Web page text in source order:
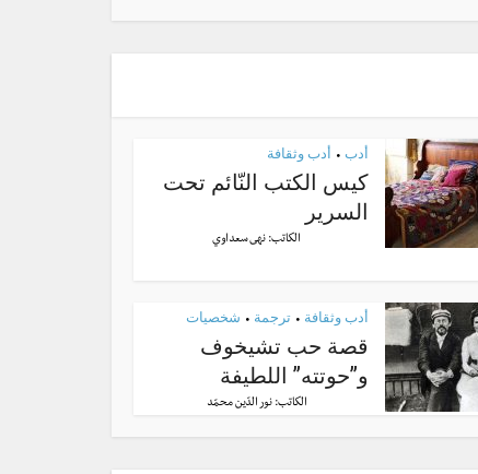
أدب • أدب وثقافة
كيس الكتب النّائم تحت
السرير
الكاتب: نهى سعداوي
أدب وثقافة • ترجمة • شخصيات
قصة حب تشيخوف
و”حوتته” اللطيفة
الكاتب:نور الدّين محمّد